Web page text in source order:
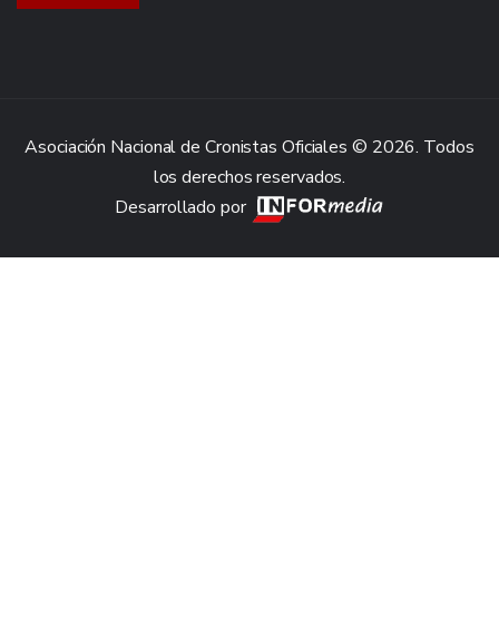
Asociación Nacional de Cronistas Oficiales © 2026. Todos
los derechos reservados.
Desarrollado por